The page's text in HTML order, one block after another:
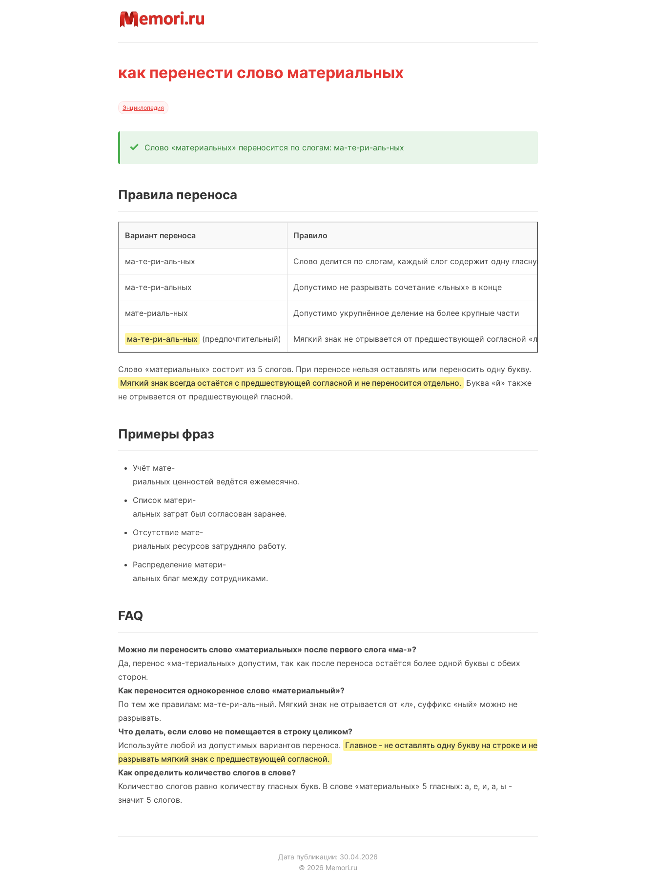
как перенести слово материальных
Энциклопедия
Слово «материальных» переносится по слогам: ма-те-ри-аль-ных
Правила переноса
Вариант переноса Правило
ма-те-ри-аль-ных Слово делится по слогам, каждый слог содержит одну гласную
ма-те-ри-альных Допустимо не разрывать сочетание «льных» в конце
мате-риаль-ных Допустимо укрупнённое деление на более крупные части
ма-те-ри-аль-ных (предпочтительный) Мягкий знак не отрывается от предшествующей согласной «л»
Слово «материальных» состоит из 5 слогов. При переносе нельзя оставлять или переносить одну букву.
Мягкий знак всегда остаётся с предшествующей согласной и не переносится отдельно. Буква «й» также
не отрывается от предшествующей гласной.
Примеры фраз
Учёт мате-
риальных ценностей ведётся ежемесячно.
Список матери-
альных затрат был согласован заранее.
Отсутствие мате-
риальных ресурсов затрудняло работу.
Распределение матери-
альных благ между сотрудниками.
FAQ
Можно ли переносить слово «материальных» после первого слога «ма-»?
Да, перенос «ма-териальных» допустим, так как после переноса остаётся более одной буквы с обеих
сторон.
Как переносится однокоренное слово «материальный»?
По тем же правилам: ма-те-ри-аль-ный. Мягкий знак не отрывается от «л», суффикс «ный» можно не
разрывать.
Что делать, если слово не помещается в строку целиком?
Используйте любой из допустимых вариантов переноса. Главное - не оставлять одну букву на строке и не
разрывать мягкий знак с предшествующей согласной.
Как определить количество слогов в слове?
Количество слогов равно количеству гласных букв. В слове «материальных» 5 гласных: а, е, и, а, ы -
значит 5 слогов.
Дата публикации: 30.04.2026
© 2026 Memori.ru